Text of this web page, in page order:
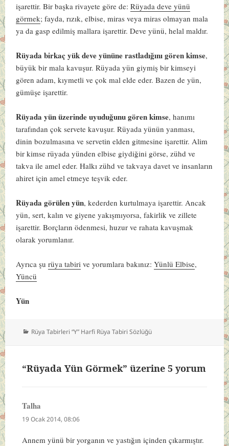
işarettir. Bir başka rivayete göre de:Rüyada deve yünü
görmek; fayda, rızık, elbise, miras veya miras olmayan mala
ya da gasp edilmiş mallara işarettir. Deve yünü, helal maldır.
Rüyada birkaç yük deve yününe rastladığını gören kimse,
büyük bir mala kavuşur. Rüyada yün giymiş bir kimseyi
gören adam, kıymetli ve çok mal elde eder. Bazen de yün,
gümüşe işarettir.
Rüyada yün üzerinde uyuduğunu gören kimse, hanımı
tarafından çok servete kavuşur. Rüyada yünün yanması,
dinin bozulmasına ve servetin elden gitmesine işarettir. Alim
bir kimse rüyada yünden elbise giydiğini görse, zühd ve
takva ile amel eder. Halkı zühd ve takvaya davet ve insanların
ahiret için amel etmeye teşvik eder.
Rüyada görülen yün, kederden kurtulmaya işarettir. Ancak
yün, sert, kalın ve giyene yakışmıyorsa, fakirlik ve zillete
işarettir. Borçların ödenmesi, huzur ve rahata kavuşmak
olarak yorumlanır.
Ayrıca şurüya tabiri ve yorumlara bakınız:Yünlü Elbise,
Yüncü
Yün
Kategoriler
Rüya Tabirleri “Y” Harfi Rüya Tabiri Sözlüğü
“Rüyada Yün Görmek” üzerine 5 yorum
Talha
ki:
19 Ocak 2014, 08:06
Annem yünü bir yorganın ve yastığın içinden çıkarmıştır.